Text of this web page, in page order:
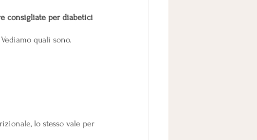
consigliate per diabetici
quali sono.
lo stesso vale per